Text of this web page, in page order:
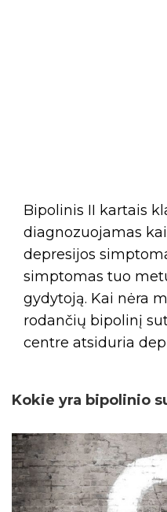
Bipolinis II kartais
diagnozuojamas
depresijos
simptomas tuo
gydytoją. Kai nėra
rodančių bipolinį
centre atsiduria
Kokie yra bipolinio